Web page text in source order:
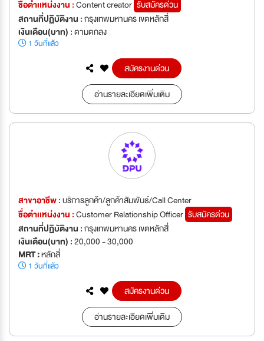
ชื่อตำเเหน่งงาน :Content creator รับสมัครด่วน
สถานที่ปฏิบัติงาน :กรุงเทพมหานคร เขตหลักสี่
เงินเดือน(บาท) :ตามตกลง
1 วันที่แล้ว
สมัครงานด่วน
อ่านรายละเอียดเพิ่มเติม
สาขาอาชีพ :บริการลูกค้า/ลูกค้าสัมพันธ์/Call Center
ชื่อตำเเหน่งงาน :Customer Relationship Officer รับสมัครด่วน
สถานที่ปฏิบัติงาน :กรุงเทพมหานคร เขตหลักสี่
เงินเดือน(บาท) :20,000 - 30,000
MRT :หลักสี่
1 วันที่แล้ว
สมัครงานด่วน
อ่านรายละเอียดเพิ่มเติม